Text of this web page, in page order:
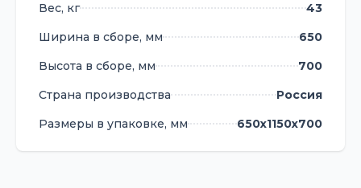
Вес, кг
43
Ширина в сборе, мм
650
Высота в сборе, мм
700
Страна производства
Россия
Размеры в упаковке, мм
650х1150х700